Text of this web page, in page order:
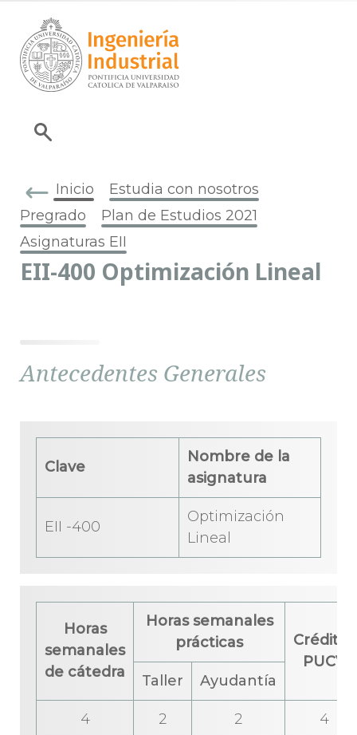
Inicio
Estudia con nosotros
Pregrado
Plan de Estudios 2021
Asignaturas EII
EII-400 Optimización Lineal
Antecedentes Generales
Clave
Nombre de la
asignatura
EII -400
Optimización
Lineal
Horas
semanales
de cátedra
Horas semanales
prácticas
Créditos
PUCV
Taller
Ayudantía
4 2 2 4